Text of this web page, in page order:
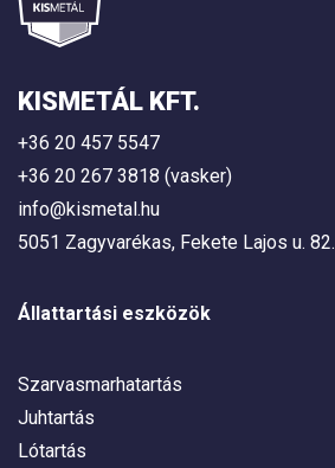
KISMETÁL KFT.
+36 20 457 5547
+36 20 267 3818 (vasker)
info@kismetal.hu
5051 Zagyvarékas, Fekete Lajos u. 82.
Állattartási eszközök
Szarvasmarhatartás
Juhtartás
Lótartás